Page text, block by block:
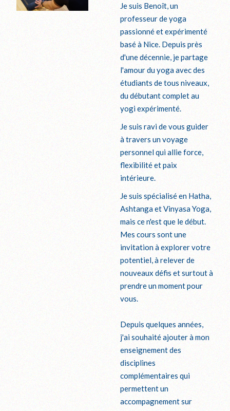
Je suis Benoît, un
professeur de yoga
passionné et expérimenté
basé à Nice. Depuis près
d'une décennie, je partage
l'amour du yoga avec des
étudiants de tous niveaux,
du débutant complet au
yogi expérimenté.
Je suis ravi de vous guider
à travers un voyage
personnel qui allie force,
flexibilité et paix
intérieure.
Je suis spécialisé en Hatha,
Ashtanga et Vinyasa Yoga,
mais ce n'est que le début.
Mes cours sont une
invitation à explorer votre
potentiel, à relever de
nouveaux défis et surtout à
prendre un moment pour
vous.
Depuis quelques années,
j'ai souhaité ajouter à mon
enseignement des
disciplines
complémentaires qui
permettent un
accompagnement sur